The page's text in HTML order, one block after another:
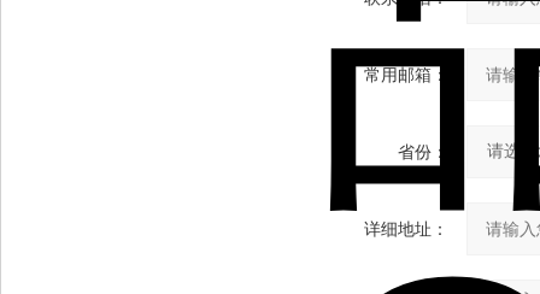
常用邮箱：
省份：
详细地址：